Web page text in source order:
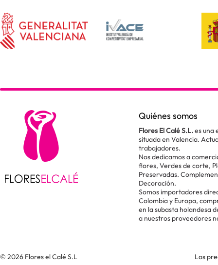
Quiénes somos
Flores El Calé S.L.es una
situada en Valencia.
trabajadores.
Nos dedicamos a
flores, Verdes de corte,
Preservadas.
Decoración.
Somos importadores
Colombia y Europa,
en la subasta holandesa
a nuestros proveedores
© 2026 Flores el Calé S.L Los